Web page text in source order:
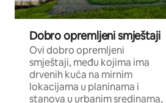
Dobro opremljeni smještaji
Ovi dobro opremljeni
smještaji, među kojima ima
drvenih kuća na mirnim
lokacijama u planinama i
stanova u urbanim sredinama,